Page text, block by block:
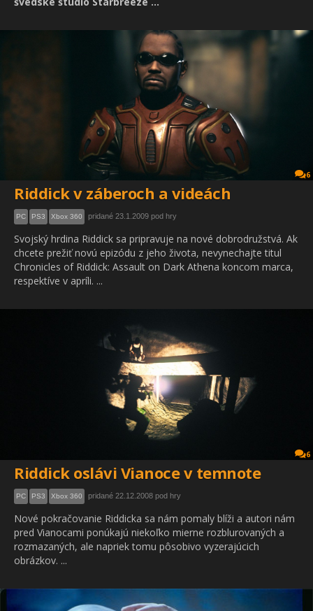
6
Riddick v záberoch a videách
PC PS3 Xbox 360 pridané 23.1.2009 pod hry
Svojský hrdina Riddick sa pripravuje na nové dobrodružstvá. Ak
chcete prežiť novú epizódu z jeho života, nevynechajte titul
Chronicles of Riddick: Assault on Dark Athena koncom marca,
respektíve v apríli. ...
6
Riddick oslávi Vianoce v temnote
PC PS3 Xbox 360 pridané 22.12.2008 pod hry
Nové pokračovanie Riddicka sa nám pomaly blíži a autori nám
pred Vianocami ponúkajú niekoľko mierne rozblurovaných a
rozmazaných, ale napriek tomu pôsobivo vyzerajúcich
obrázkov. ...